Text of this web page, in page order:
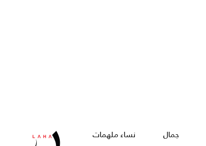
جمال نساء ملهمات